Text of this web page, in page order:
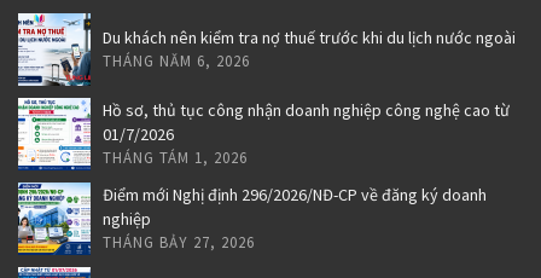
Du khách nên kiểm tra nợ thuế trước khi du lịch nước ngoài
THÁNG NĂM 6, 2026
Hồ sơ, thủ tục công nhận doanh nghiệp công nghệ cao từ
01/7/2026
THÁNG TÁM 1, 2026
Điểm mới Nghị định 296/2026/NĐ-CP về đăng ký doanh
nghiệp
THÁNG BẢY 27, 2026